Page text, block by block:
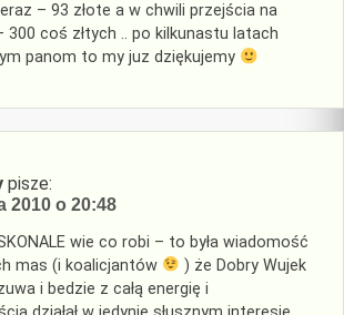
– 93 złote a w chwili przejścia na
300 coś złtych .. po kilkunastu latach
panom to my juz dziękujemy
pisze:
2010 o 20:48
wie co robi – to była wiadomość
mas (i koalicjantów
) że Dobry Wujek
i bedzie z całą energię i